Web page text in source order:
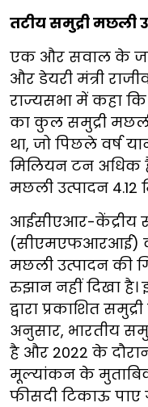
तटीय समुद्री मछली
एक और सवाल के
और डेयरी मंत्री
राज्यसभा में कहा
का कुल समुद्री
था, जो पिछले वर्ष
मिलियन टन अधिक
मछली उत्पादन 4.12
आईसीएआर-केंद्रीय
(सीएमएफआरआई)
मछली उत्पादन की
रुझान नहीं दिखा
द्वारा प्रकाशित
अनुसार, भारतीय
है और 2022 के
मूल्यांकन के
फीसदी टिकाऊ पाए